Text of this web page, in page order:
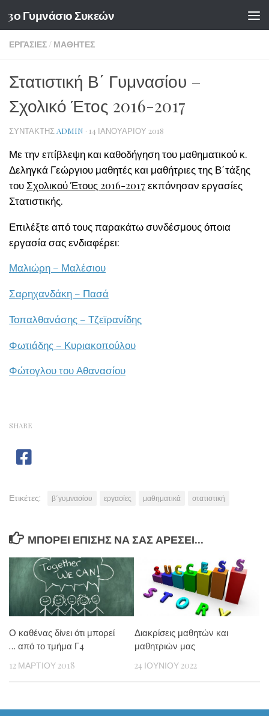
Skip to content
3ο Γυμνάσιο Συκεών
ΕΡΓΑΣΊΕΣ/ ΜΑΘΗΤΈΣ
Στατιστική Β΄ Γυμνασίου –
Σχολικό Έτος 2016-2017
ΣΥΝΤΆΚΤΗΣ ADMIN · 14 ΙΑΝΟΥΑΡΊΟΥ 2018
Με την επίβλεψη και καθοδήγηση του μαθηματικού κ.
Δεληγκά Γεώργιου μαθητές και μαθήτριες της Β΄τάξης
του Σχολικού Έτους 2016-2017εκπόνησαν εργασίες
Στατιστικής.
Επιλέξτε από τους παρακάτω συνδέσμους όποια
εργασία σας ενδιαφέρει:
Μαλιώρη – Μαλέσιου
Σαρηχανδάκη – Πασά
Τοπαλθανάσης – Τζεϊρανίδης
Φωτιάδης – Κυριακοπούλου
Φώτογλου του Αθανασίου
SHARE
Ετικέτες: β΄γυμνασίου εργασίες μαθηματικά στατιστική
ΜΠΟΡΕΊ ΕΠΊΣΗΣ ΝΑ ΣΑΣ ΑΡΈΣΕΙ...
Ο καθένας δίνει ότι μπορεί
… από το τμήμα Γ4
12 ΜΑΡΤΊΟΥ 2018
Διακρίσεις μαθητών και
μαθητριών μας
24 ΙΟΥΝΊΟΥ 2022